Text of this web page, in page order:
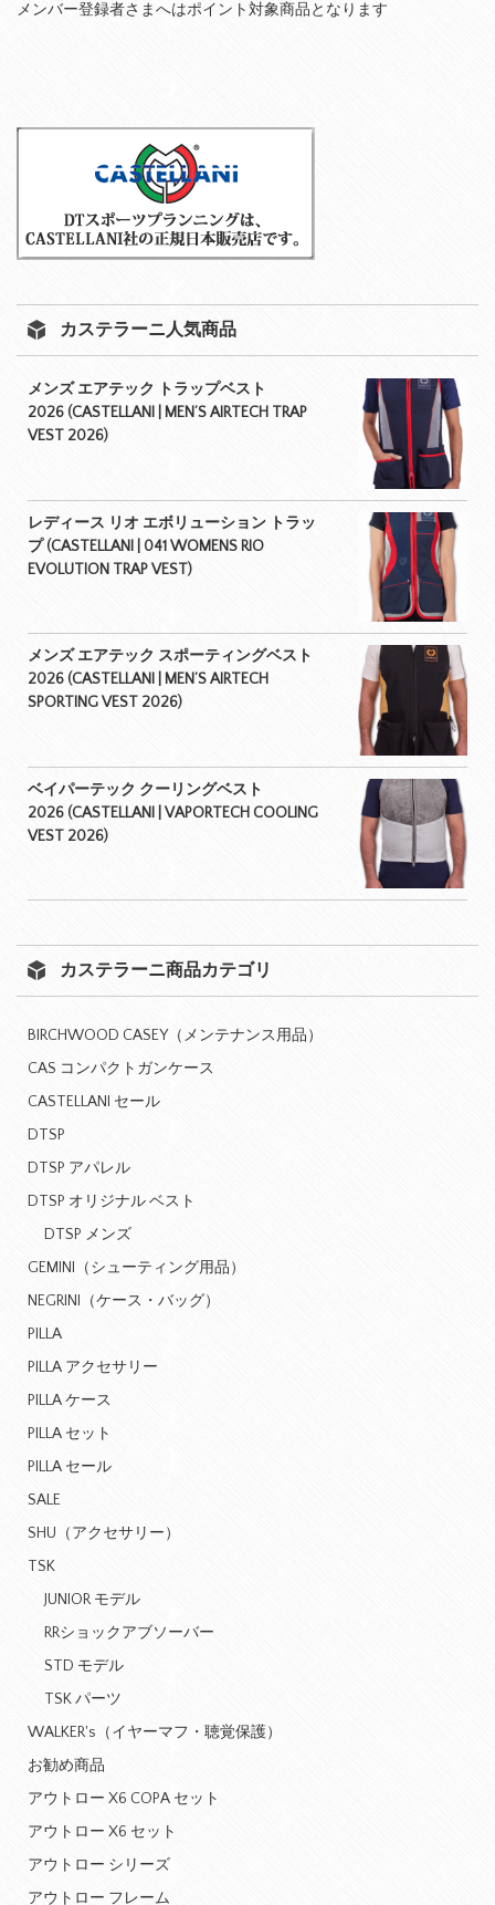
メンバー登録者さまへはポイント対象商品となります
カステラーニ人気商品
メンズ エアテック トラップベスト
2026 (CASTELLANI | MEN’S AIRTECH TRAP
VEST 2026)
レディース リオ エボリューション トラッ
プ (CASTELLANI | 041 WOMENS RIO
EVOLUTION TRAP VEST)
メンズ エアテック スポーティングベスト
2026 (CASTELLANI | MEN’S AIRTECH
SPORTING VEST 2026)
ベイパーテック クーリングベスト
2026 (CASTELLANI | VAPORTECH COOLING
VEST 2026)
カステラーニ商品カテゴリ
BIRCHWOOD CASEY（メンテナンス用品）
CAS コンパクトガンケース
CASTELLANI セール
DTSP
DTSP アパレル
DTSP オリジナル ベスト
DTSP メンズ
GEMINI（シューティング用品）
NEGRINI（ケース・バッグ）
PILLA
PILLA アクセサリー
PILLA ケース
PILLA セット
PILLA セール
SALE
SHU（アクセサリー）
TSK
JUNIOR モデル
RRショックアブソーバー
STD モデル
TSK パーツ
WALKER's（イヤーマフ・聴覚保護）
お勧め商品
アウトロー X6 COPA セット
アウトロー X6 セット
アウトロー シリーズ
アウトロー フレーム